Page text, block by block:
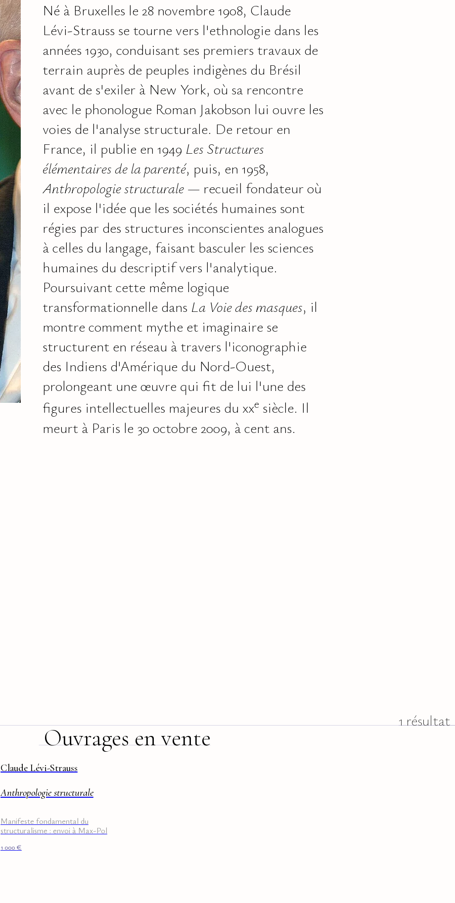
Né à Bruxelles le 28 novembre 1908, Claude
Lévi-Strauss se tourne vers l'ethnologie dans les
années 1930, conduisant ses premiers travaux de
terrain auprès de peuples indigènes du Brésil
avant de s'exiler à New York, où sa rencontre
avec le phonologue Roman Jakobson lui ouvre les
voies de l'analyse structurale. De retour en
France, il publie en 1949 Les Structures
élémentaires de la parenté, puis, en 1958,
Anthropologie structurale— recueil fondateur où
il expose l'idée que les sociétés humaines sont
régies par des structures inconscientes analogues
à celles du langage, faisant basculer les sciences
humaines du descriptif vers l'analytique.
Poursuivant cette même logique
transformationnelle dans La Voie des masques, il
montre comment mythe et imaginaire se
structurent en réseau à travers l'iconographie
des Indiens d'Amérique du Nord-Ouest,
prolongeant une œuvre qui fit de lui l'une des
figures intellectuelles majeures du xxe siècle. Il
meurt à Paris le 30 octobre 2009, à cent ans.
Ouvrages en vente
1 résultat
Claude Lévi-Strauss
Anthropologie structurale
Manifeste fondamental du
structuralisme : envoi à Max-Pol
1 000€